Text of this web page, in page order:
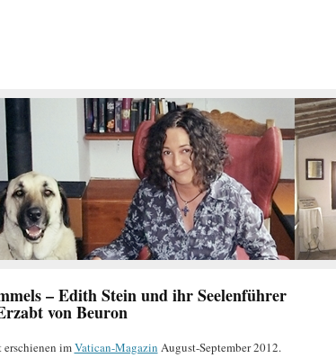
– Edith Stein und ihr Seelenführer
von Beuron
erschienen imVatican-Magazin August-September 2012.